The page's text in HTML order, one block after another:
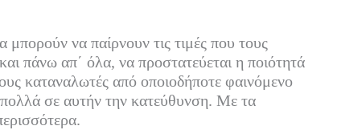
μπορούν να παίρνουν τις τιμές που τους
πάνω απ΄ όλα, να προστατεύεται η ποιότητά
καταναλωτές από οποιοδήποτε φαινόμενο
σε αυτήν την κατεύθυνση. Με τα